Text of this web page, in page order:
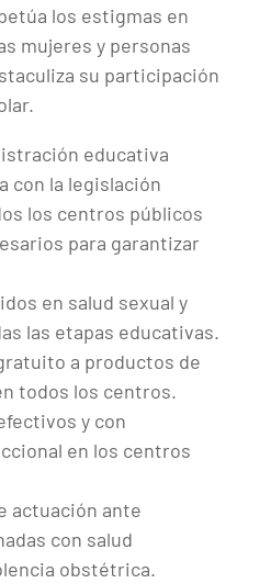
los estigmas en
mujeres y personas
su participación
educativa
con la legislación
los centros públicos
para garantizar
en salud sexual y
las etapas educativas.
a productos de
todos los centros.
y con
en los centros
actuación ante
con salud
obstétrica.